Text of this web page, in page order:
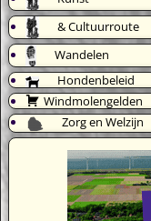
& Cultuurroute
Wandelen
Hondenbeleid
Windmolengelden
Zorg en Welzijn